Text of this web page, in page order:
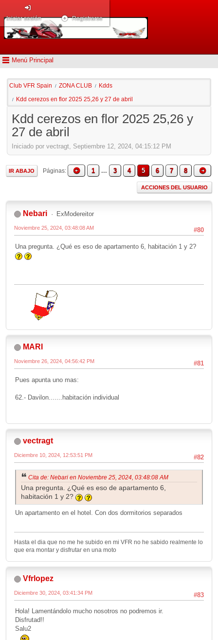
Menú Principal
Iniciar sesión Registrarse
Club VFR Spain / ZONA CLUB / Kdds
/ Kdd cerezos en flor 2025 25,26 y 27 de abril
Kdd cerezos en flor 2025 25,26 y
27 de abril
Iniciado por vectragt, Septiembre 12, 2024, 04:15:12 PM
IR ABAJO Páginas 1 ... 3 4 5 6 7 8
ACCIONES DEL USUARIO
Nebari ExModereitor
#80
Noviembre 25, 2024, 03:48:08 AM
Una pregunta. ¿Qué es eso de apartamento 6, habitación 1 y 2?
MARI
#81
Noviembre 26, 2024, 04:56:42 PM
Pues apunta uno mas:
62.- Davilon.......habitación individual
vectragt
#82
Diciembre 10, 2024, 12:53:51 PM
Cita de: Nebari en Noviembre 25, 2024, 03:48:08 AM
Una pregunta. ¿Qué es eso de apartamento 6,
habitación 1 y 2?
Un apartamento en el hotel. Con dos dormitorios separados
Hasta el dia que no me he subido en mi VFR no he sabido realmente lo
que era montar y disfrutar en una moto
Vfrlopez
#83
Diciembre 30, 2024, 03:41:34 PM
Hola! Lamentándolo mucho nosotros no podremos ir.
Disfrutad!!
Salu2